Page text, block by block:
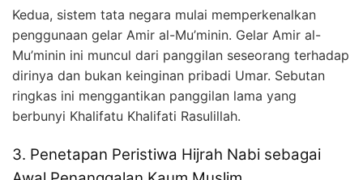
Kedua, sistem tata negara mulai memperkenalkan
penggunaan gelar Amir al-Mu’minin. Gelar Amir al-
Mu’minin ini muncul dari panggilan seseorang terhadap
dirinya dan bukan keinginan pribadi Umar. Sebutan
ringkas ini menggantikan panggilan lama yang
berbunyi Khalifatu Khalifati Rasulillah.
3. Penetapan Peristiwa Hijrah Nabi sebagai